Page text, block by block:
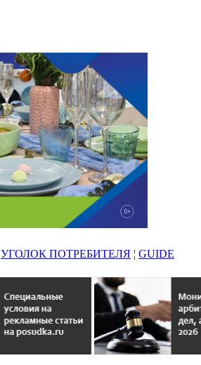
УГОЛОК ПОТРЕБИТЕЛЯ ¦ GUIDE